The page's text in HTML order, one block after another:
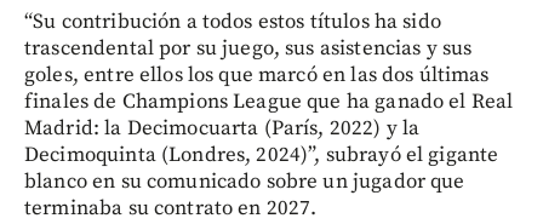
“Su contribución a todos estos títulos ha sido
trascendental por su juego, sus asistencias y sus
goles, entre ellos los que marcó en las dos últimas
finales de Champions League que ha ganado el Real
Madrid: la Decimocuarta (París, 2022) y la
Decimoquinta (Londres, 2024)”, subrayó el gigante
blanco en su comunicado sobre un jugador que
terminaba su contrato en 2027.